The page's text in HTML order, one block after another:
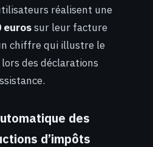
réalisent une
eurossur leur facture
chiffre qui illustre le
des déclarations
des
d’impôts